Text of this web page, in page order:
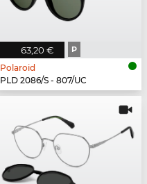
63,20 € P
Polaroid
PLD 2086/S - 807/UC